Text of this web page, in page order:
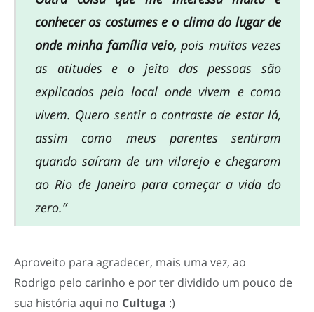
conhecer os costumes e o clima do lugar de
onde minha família veio, pois muitas vezes
as atitudes e o jeito das pessoas são
explicados pelo local onde vivem e como
vivem. Quero sentir o contraste de estar lá,
assim como meus parentes sentiram
quando saíram de um vilarejo e chegaram
ao Rio de Janeiro para começar a vida do
zero.”
Aproveito para agradecer, mais uma vez, ao
Rodrigo pelo carinho e por ter dividido um pouco de
sua história aqui no Cultuga :)